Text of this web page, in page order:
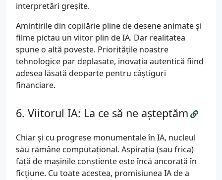
interpretări greșite.
Amintirile din copilărie pline de desene animate și
filme pictau un viitor plin de IA. Dar realitatea
spune o altă poveste. Prioritățile noastre
tehnologice par deplasate, inovația autentică fiind
adesea lăsată deoparte pentru câștiguri
financiare.
Viitorul IA: La ce să ne așteptăm
Chiar și cu progrese monumentale în IA, nucleul
său rămâne computațional. Aspirația (sau frica)
față de mașinile conștiente este încă ancorată în
ficțiune. Cu toate acestea, promisiunea IA de a